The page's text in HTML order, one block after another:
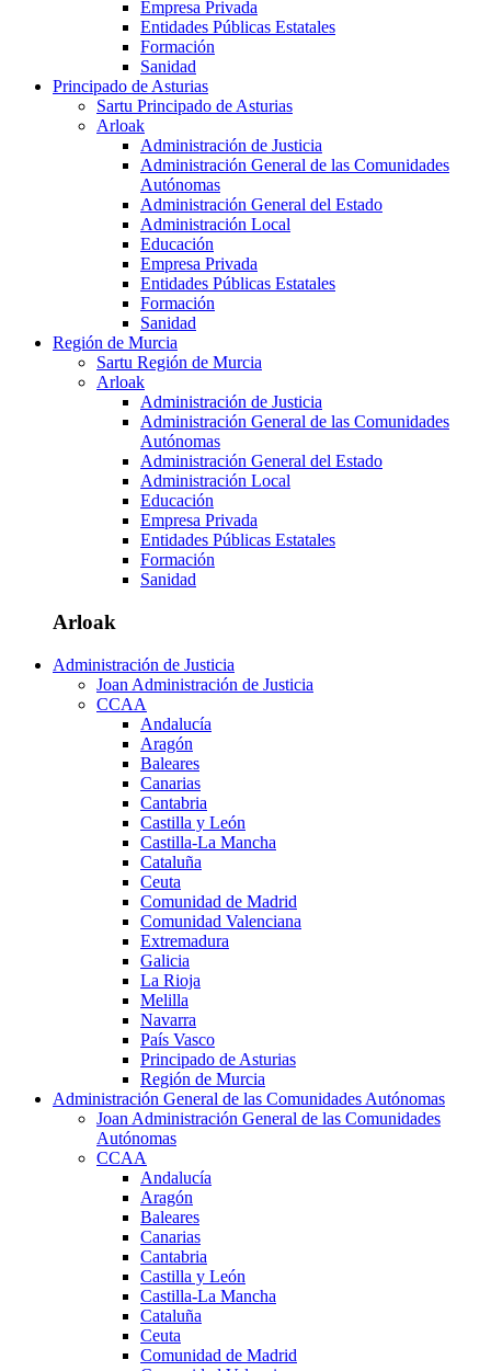
Empresa Privada
Entidades Públicas Estatales
Formación
Sanidad
Principado de Asturias
Sartu Principado de Asturias
Arloak
Administración de Justicia
Administración General de las Comunidades
Autónomas
Administración General del Estado
Administración Local
Educación
Empresa Privada
Entidades Públicas Estatales
Formación
Sanidad
Región de Murcia
Sartu Región de Murcia
Arloak
Administración de Justicia
Administración General de las Comunidades
Autónomas
Administración General del Estado
Administración Local
Educación
Empresa Privada
Entidades Públicas Estatales
Formación
Sanidad
Arloak
Administración de Justicia
Joan Administración de Justicia
CCAA
Andalucía
Aragón
Baleares
Canarias
Cantabria
Castilla y León
Castilla-La Mancha
Cataluña
Ceuta
Comunidad de Madrid
Comunidad Valenciana
Extremadura
Galicia
La Rioja
Melilla
Navarra
País Vasco
Principado de Asturias
Región de Murcia
Administración General de las Comunidades Autónomas
Joan Administración General de las Comunidades
Autónomas
CCAA
Andalucía
Aragón
Baleares
Canarias
Cantabria
Castilla y León
Castilla-La Mancha
Cataluña
Ceuta
Comunidad de Madrid